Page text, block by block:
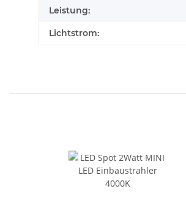
Leistung:
Lichtstrom: